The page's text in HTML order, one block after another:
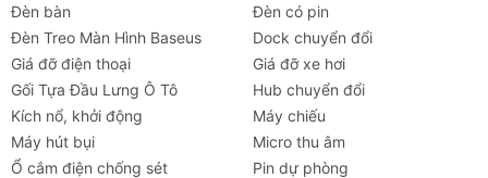
Đèn bàn
Đèn có pin
Đèn Treo Màn Hình Baseus
Dock chuyển đổi
Giá đỡ điện thoại
Giá đỡ xe hơi
Gối Tựa Đầu Lưng Ô Tô
Hub chuyển đổi
Kích nổ, khởi động
Máy chiếu
Máy hút bụi
Micro thu âm
Ổ cắm điện chống sét
Pin dự phòng